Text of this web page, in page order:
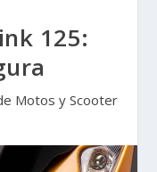
125:
Motos y Scooter